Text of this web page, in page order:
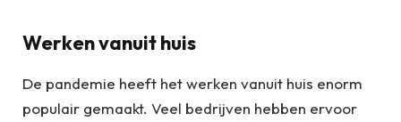
Werken vanuit huis
De pandemie heeft het werken vanuit huis enorm
populair gemaakt. Veel bedrijven hebben ervoor